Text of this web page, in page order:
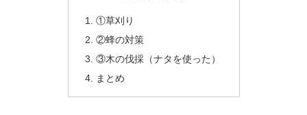
①草刈り
②蜂の対策
③木の伐採（ナタを使った）
まとめ